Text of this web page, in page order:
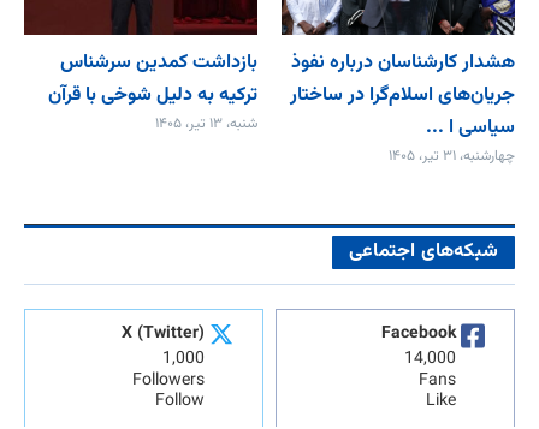
هشدار کارشناسان درباره نفوذ
جریان‌های اسلام‌گرا در ساختار
سیاسی ا ...
چهارشنبه، ۳۱ تیر، ۱۴۰۵
بازداشت کمدین سرشناس
ترکیه به دلیل شوخی با قرآن
شنبه، ۱۳ تیر، ۱۴۰۵
شبکه‌های اجتماعی
Facebook
14,000
Fans
Like
X (Twitter)
1,000
Followers
Follow